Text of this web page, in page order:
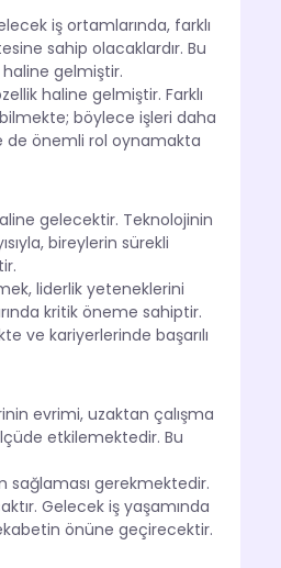
iş ortamlarında, farklı
sahip olacaklardır. Bu
gelmiştir.
haline gelmiştir. Farklı
böylece işleri daha
de önemli rol oynamakta
gelecektir. Teknolojinin
bireylerin sürekli
liderlik yeteneklerini
kritik öneme sahiptir.
ve kariyerlerinde başarılı
evrimi, uzaktan çalışma
etkilemektedir. Bu
sağlaması gerekmektedir.
Gelecek iş yaşamında
önüne geçirecektir.